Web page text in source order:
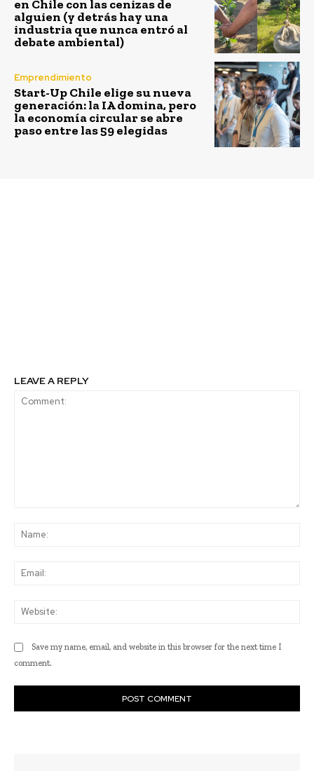
en Chile con las cenizas de
alguien (y detrás hay una
industria que nunca entró al
debate ambiental)
Emprendimiento
Start-Up Chile elige su nueva
generación: la IA domina, pero
la economía circular se abre
paso entre las 59 elegidas
LEAVE A REPLY
Save my name, email, and website in this browser for the next time I
comment.